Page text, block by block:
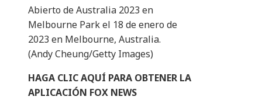
Abierto de Australia 2023 en
Melbourne Park el 18 de enero de
2023 en Melbourne, Australia.
(Andy Cheung/Getty Images)
HAGA CLIC AQUÍ PARA OBTENER LA
APLICACIÓN FOX NEWS